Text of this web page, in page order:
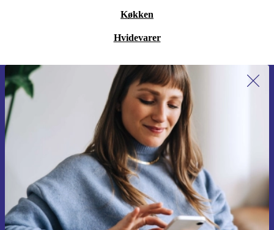
Køkken
Hvidevarer
Tilmeld dig vores nyhedsbrev for
første gang og spar 115 kr!
Gå aldrig glip af et tilbud igen.
Anmod om kupon
Du kan finde information omkring vores brug af personlig data i vores
Privatlivspolitik